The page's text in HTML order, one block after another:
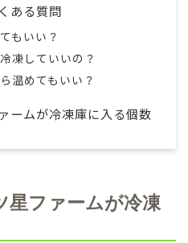
ある質問
もいい？
凍していいの？
温めてもいい？
ームが冷凍庫に入る個数
星ファームが冷凍